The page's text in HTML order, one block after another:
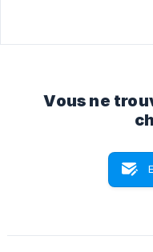
Vous ne